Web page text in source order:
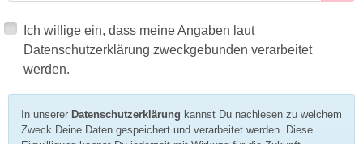
Ich willige ein, dass meine Angaben laut
Datenschutzerklärung zweckgebunden verarbeitet
werden.
In unserer Datenschutzerklärung kannst Du nachlesen zu welchem
Zweck Deine Daten gespeichert und verarbeitet werden. Diese